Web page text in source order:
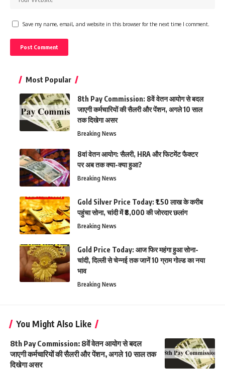
Save my name, email, and website in this browser for the next time I comment.
Most Popular
8th Pay Commission: 8वें वेतन आयोग से बदल
जाएगी कर्मचारियों की सैलरी और पेंशन, अगले 10 साल
तक दिखेगा असर
Breaking News
8वां वेतन आयोग: सैलरी, HRA और फिटमेंट फैक्टर
पर अब तक क्या-क्या हुआ?
Breaking News
Gold Silver Price Today: ₹1.50 लाख के करीब
पहुंचा सोना, चांदी में ₹8,000 की जोरदार छलांग
Breaking News
Gold Price Today: आज फिर महंगा हुआ सोना-
चांदी, दिल्ली से चेन्नई तक जानें 10 ग्राम गोल्ड का नया
भाव
Breaking News
You Might Also Like
8th Pay Commission: 8वें वेतन आयोग से बदल
जाएगी कर्मचारियों की सैलरी और पेंशन, अगले 10 साल तक
दिखेगा असर